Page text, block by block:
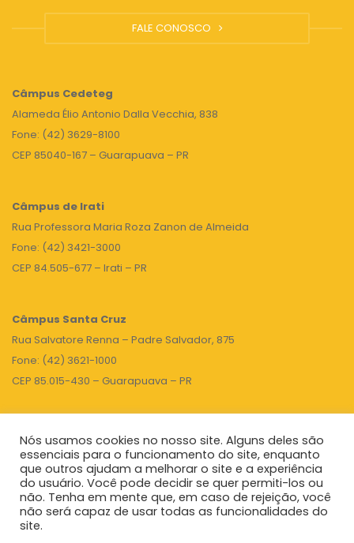
FALE CONOSCO
Câmpus Cedeteg
Alameda Élio Antonio Dalla Vecchia, 838
Fone: (42) 3629-8100
CEP 85040-167 – Guarapuava – PR
Câmpus de Irati
Rua Professora Maria Roza Zanon de Almeida
Fone: (42) 3421-3000
CEP 84.505-677 – Irati – PR
Câmpus Santa Cruz
Rua Salvatore Renna – Padre Salvador, 875
Fone: (42) 3621-1000
CEP 85.015-430 – Guarapuava – PR
TOPO
Unicentro |Governo do Paraná|Seti| Agenda do Reitor
Nós usamos cookies no nosso site. Alguns deles são
essenciais para o funcionamento do site, enquanto
que outros ajudam a melhorar o site e a experiência
do usuário. Você pode decidir se quer permiti-los ou
não. Tenha em mente que, em caso de rejeição, você
não será capaz de usar todas as funcionalidades do
site.